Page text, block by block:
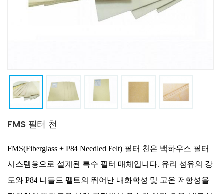
FMS 필터 천
FMS(Fiberglass + P84 Needled Felt) 필터 천은 백하우스 필터
시스템용으로 설계된 특수 필터 매체입니다. 유리 섬유의 강
도와 P84 니들드 펠트의 뛰어난 내화학성 및 고온 저항성을